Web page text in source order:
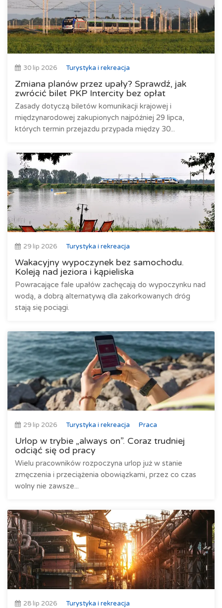
30 lip 2026 Turystyka i rekreacja
Zmiana planów przez upały? Sprawdź, jak
zwrócić bilet PKP Intercity bez opłat
Zasady dotyczą biletów komunikacji krajowej i
międzynarodowej zakupionych najpóźniej 29 lipca,
których termin przejazdu przypada między 30...
29 lip 2026 Turystyka i rekreacja
Wakacyjny wypoczynek bez samochodu.
Koleją nad jeziora i kąpieliska
Powracające fale upałów zachęcają do wypoczynku nad
wodą, a dobrą alternatywą dla zakorkowanych dróg
stają się pociągi.
29 lip 2026 Turystyka i rekreacja Praca
Urlop w trybie „always on”. Coraz trudniej
odciąć się od pracy
Wielu pracowników rozpoczyna urlop już w stanie
zmęczenia i przeciążenia obowiązkami, przez co czas
wolny nie zawsze...
28 lip 2026 Turystyka i rekreacja